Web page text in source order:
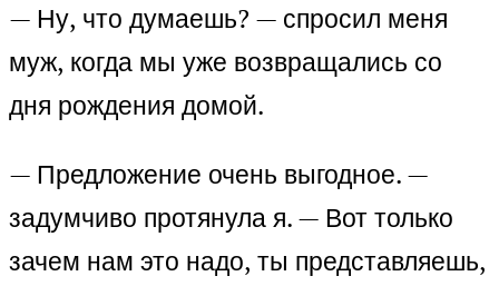
— Ну, что думаешь? — спросил меня
муж, когда мы уже возвращались со
дня рождения домой.
— Предложение очень выгодное. —
задумчиво протянула я. — Вот только
зачем нам это надо, ты представляешь,